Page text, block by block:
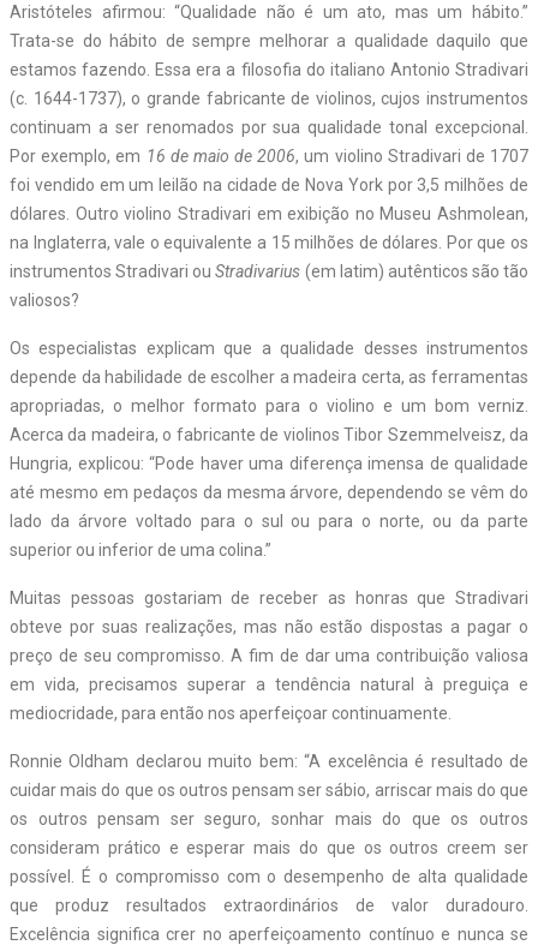
Aristóteles afirmou: “Qualidade não é um ato, mas um hábito.”
Trata-se do hábito de sempre melhorar a qualidade daquilo que
estamos fazendo. Essa era a filosofia do italiano Antonio Stradivari
(c. 1644-1737), o grande fabricante de violinos, cujos instrumentos
continuam a ser renomados por sua qualidade tonal excepcional.
Por exemplo, em 16 de maio de 2006, um violino Stradivari de 1707
foi vendido em um leilão na cidade de Nova York por 3,5 milhões de
dólares. Outro violino Stradivari em exibição no Museu Ashmolean,
na Inglaterra, vale o equivalente a 15 milhões de dólares. Por que os
instrumentos Stradivari ouStradivarius (em latim) autênticos são tão
valiosos?
Os especialistas explicam que a qualidade desses instrumentos
depende da habilidade de escolher a madeira certa, as ferramentas
apropriadas, o melhor formato para o violino e um bom verniz.
Acerca da madeira, o fabricante de violinos Tibor Szemmelveisz, da
Hungria, explicou: “Pode haver uma diferença imensa de qualidade
até mesmo em pedaços da mesma árvore, dependendo se vêm do
lado da árvore voltado para o sul ou para o norte, ou da parte
superior ou inferior de uma colina.”
Muitas pessoas gostariam de receber as honras que Stradivari
obteve por suas realizações, mas não estão dispostas a pagar o
preço de seu compromisso. A fim de dar uma contribuição valiosa
em vida, precisamos superar a tendência natural à preguiça e
mediocridade, para então nos aperfeiçoar continuamente.
Ronnie Oldham declarou muito bem: “A excelência é resultado de
cuidar mais do que os outros pensam ser sábio, arriscar mais do que
os outros pensam ser seguro, sonhar mais do que os outros
consideram prático e esperar mais do que os outros creem ser
possível. É o compromisso com o desempenho de alta qualidade
que produz resultados extraordinários de valor duradouro.
Excelência significa crer no aperfeiçoamento contínuo e nunca se